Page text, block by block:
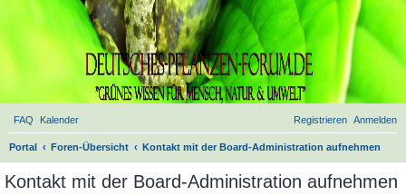
FAQ Kalender Anmelden
Registrieren
Portal Foren-Übersicht Kontakt mit der Board-Administration aufnehmen
c
Kontakt mit der Board-Administration aufnehmen